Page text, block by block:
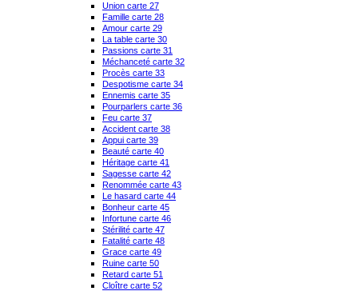
Union carte 27
Famille carte 28
Amour carte 29
La table carte 30
Passions carte 31
Méchanceté carte 32
Procès carte 33
Despotisme carte 34
Ennemis carte 35
Pourparlers carte 36
Feu carte 37
Accident carte 38
Appui carte 39
Beauté carte 40
Héritage carte 41
Sagesse carte 42
Renommée carte 43
Le hasard carte 44
Bonheur carte 45
Infortune carte 46
Stérilité carte 47
Fatalité carte 48
Grace carte 49
Ruine carte 50
Retard carte 51
Cloître carte 52